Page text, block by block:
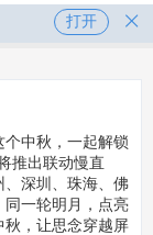
打开
中秋，一起解锁
推出联动慢直
、深圳、珠海、佛
同一轮明月，点亮
秋，让思念穿越屏